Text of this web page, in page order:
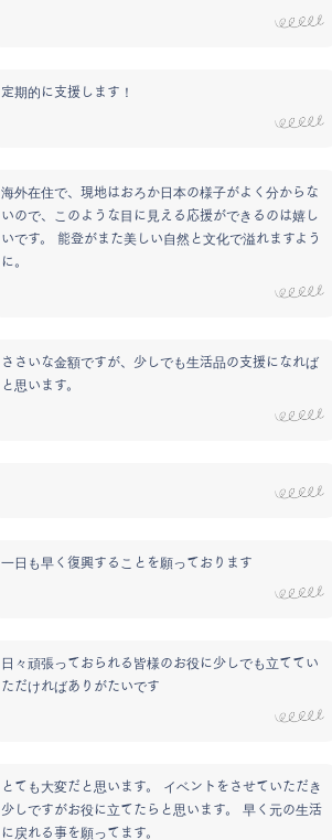
定期的に支援します！
海外在住で、現地はおろか日本の様子がよく分からな
いので、このような目に見える応援ができるのは嬉し
いです。 能登がまた美しい自然と文化で溢れますよう
に。
ささいな金額ですが、少しでも生活品の支援になれば
と思います。
一日も早く復興することを願っております
日々頑張っておられる皆様のお役に少しでも立ててい
ただければありがたいです
とても大変だと思います。 イベントをさせていただき
少しですがお役に立てたらと思います。 早く元の生活
に戻れる事を願ってます。